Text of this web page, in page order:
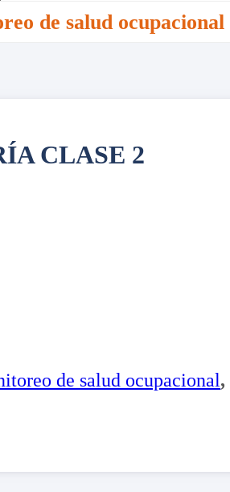
de salud ocupacional
CLASE 2
de salud ocupacional,